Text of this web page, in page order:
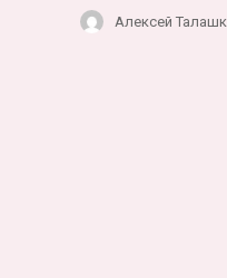
Автор
Алексей